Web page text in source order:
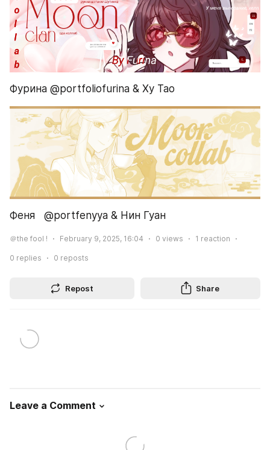
Фурина @portfoliofurina & Ху Тао
Феня   @portfenyya & Нин Гуан
＠the fool ! February 9, 2025, 16:04 0 views 1 reaction
0 replies 0 reposts
Repost Share
Leave a Comment